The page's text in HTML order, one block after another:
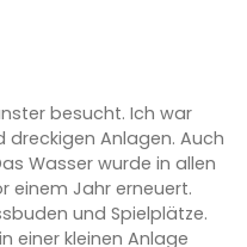
besucht. Ich war
Anlagen. Auch
Wasser wurde in allen
einem Jahr erneuert.
und Spielplätze.
einer kleinen Anlage